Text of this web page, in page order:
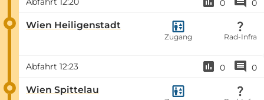
0 0
Wien Heiligenstadt
Zugang Rad-Infra
Abfahrt 12:23 0 0
Wien Spittelau